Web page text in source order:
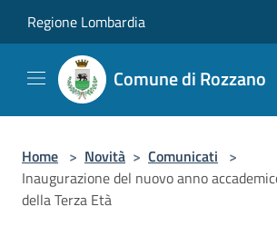
Regione Lombardia
Comune di Rozzano
Home > Novità > Comunicati >
Inaugurazione del nuovo anno
della Terza Età